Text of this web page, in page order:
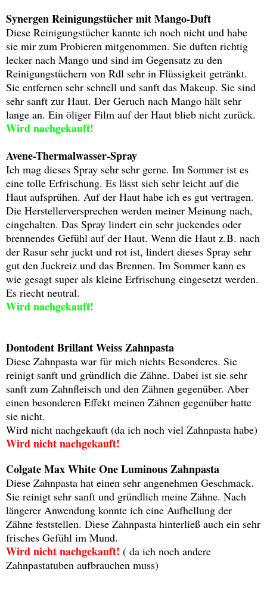
Synergen Reinigungstücher mit Mango-Duft
Diese Reinigungstücher kannte ich noch nicht und habe
sie mir zum Probieren mitgenommen. Sie duften richtig
lecker nach Mango und sind im Gegensatz zu den
Reinigungstüchern von Rdl sehr in Flüssigkeit getränkt.
Sie entfernen sehr schnell und sanft das Makeup. Sie sind
sehr sanft zur Haut. Der Geruch nach Mango hält sehr
lange an. Ein öliger Film auf der Haut blieb nicht zurück.
Wird nachgekauft!
Avene-Thermalwasser-Spray
Ich mag dieses Spray sehr sehr gerne. Im Sommer ist es
eine tolle Erfrischung. Es lässt sich sehr leicht auf die
Haut aufsprühen. Auf der Haut habe ich es gut vertragen.
Die Herstellerversprechen werden meiner Meinung nach,
eingehalten. Das Spray lindert ein sehr juckendes oder
brennendes Gefühl auf der Haut. Wenn die Haut z.B. nach
der Rasur sehr juckt und rot ist, lindert dieses Spray sehr
gut den Juckreiz und das Brennen. Im Sommer kann es
wie gesagt super als kleine Erfrischung eingesetzt werden.
Es riecht neutral.
Wird nachgekauft!
Dontodent Brillant Weiss Zahnpasta
Diese Zahnpasta war für mich nichts Besonderes. Sie
reinigt sanft und gründlich die Zähne. Dabei ist sie sehr
sanft zum Zahnfleisch und den Zähnen gegenüber. Aber
einen besonderen Effekt meinen Zähnen gegenüber hatte
sie nicht.
Wird nicht nachgekauft (da ich noch viel Zahnpasta habe)
Wird nicht nachgekauft!
Colgate Max White One Luminous Zahnpasta
Diese Zahnpasta hat einen sehr angenehmen Geschmack.
Sie reinigt sehr sanft und gründlich meine Zähne. Nach
längerer Anwendung konnte ich eine Aufhellung der
Zähne feststellen. Diese Zahnpasta hinterließ auch ein sehr
frisches Gefühl im Mund.
Wird nicht nachgekauft! ( da ich noch andere
Zahnpastatuben aufbrauchen muss)